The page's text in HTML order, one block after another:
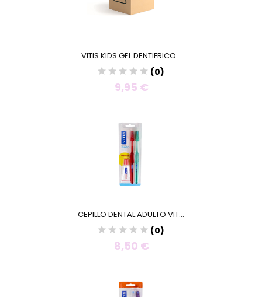
VITIS KIDS GEL DENTIFRICO...
(0)
9,95 €
CEPILLO DENTAL ADULTO VIT...
(0)
8,50 €